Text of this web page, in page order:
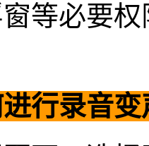
等必要
行录音变